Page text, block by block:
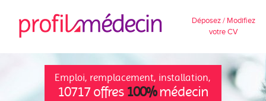
Déposez / Modifiez
votre CV
Emploi, remplacement, installation,
10717 offres 100%médecin